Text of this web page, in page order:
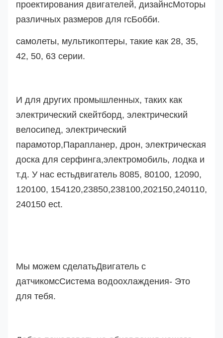
проектирования двигателей, дизайнсМоторы
различных размеров для rcБобби.
самолеты, мультикоптеры, такие как 28, 35,
42, 50, 63 серии.
И для других промышленных, таких как
электрический скейтборд, электрический
велосипед, электрический
парамотор,Парапланер, дрон, электрическая
доска для серфинга,электромобиль, лодка и
т.д. У нас естьдвигатель 8085, 80100, 12090,
120100, 154120,23850,238100,202150,240110,
240150 ect.
Мы можем сделатьДвигатель с
датчикомсСистема водоохлаждения- Это
для тебя.